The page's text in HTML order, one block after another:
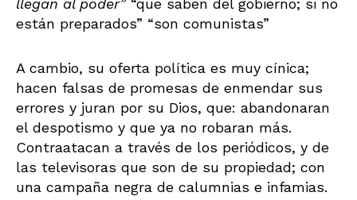
están preparados” “son comunistas”
A cambio, su oferta política es muy cínica;
hacen falsas de promesas de enmendar sus
errores y juran por su Dios, que: abandonaran
el despotismo y que ya no robaran más.
Contraatacan a través de los periódicos, y de
las televisoras que son de su propiedad; con
una campaña negra de calumnias e infamias.